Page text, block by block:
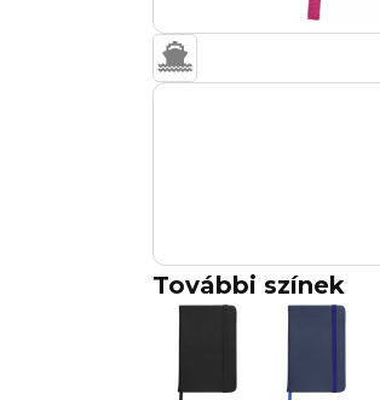
További színek